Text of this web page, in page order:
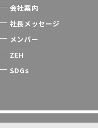
会社案内
社長メッセージ
メンバー
ZEH
SDGs